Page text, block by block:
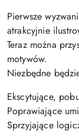
Pierwsze
atrakcyjnie
Teraz można
motywów.
Niezbędne
Ekscytujące,
Poprawiające
Sprzyjające